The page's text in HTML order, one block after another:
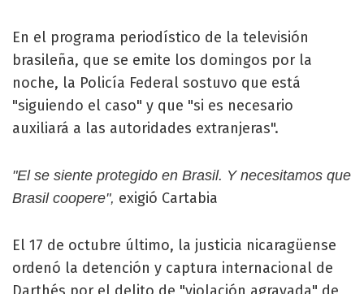
En el programa periodístico de la televisión
brasileña, que se emite los domingos por la
noche, la Policía Federal sostuvo que está
"siguiendo el caso" y que "si es necesario
auxiliará a las autoridades extranjeras".
"El se siente protegido en Brasil. Y necesitamos que
Brasil coopere", exigió Cartabia
El 17 de octubre último, la justicia nicaragüense
ordenó la detención y captura internacional de